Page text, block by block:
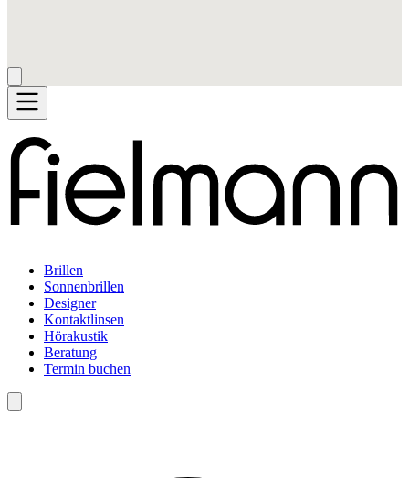
Brillen
Sonnenbrillen
Designer
Kontaktlinsen
Hörakustik
Beratung
Termin buchen